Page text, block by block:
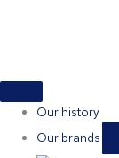
Our history
Our brands